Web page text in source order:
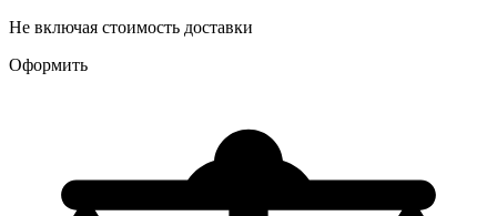
Не включая стоимость доставки
Оформить